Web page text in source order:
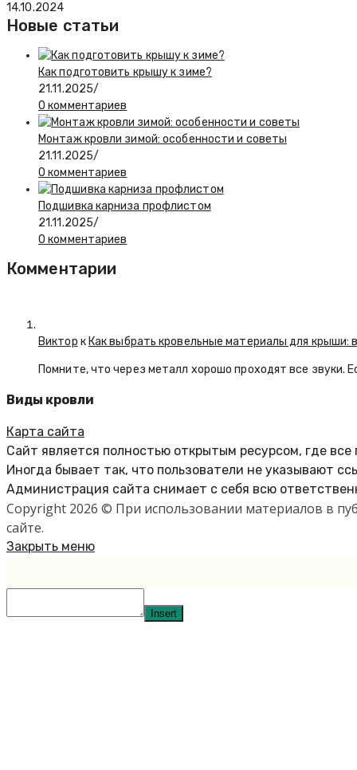
14.10.2024
Новые статьи
Как подготовить крышу к зиме?
21.11.2025/
0 комментариев
Монтаж кровли зимой: особенности и советы
21.11.2025/
0 комментариев
Подшивка карниза профлистом
21.11.2025/
0 комментариев
Комментарии
Виктор к Как выбрать кровельные материалы для крыши:
Помните, что через металл хорошо проходят все
Виды кровли
Карта сайта
Сайт является полностью открытым ресурсом, где
Иногда бывает так, что пользователи не указывают
Администрация сайта снимает с себя всю
Copyright 2026 © При использовании материалов в
сайте.
Закрыть меню
Insert